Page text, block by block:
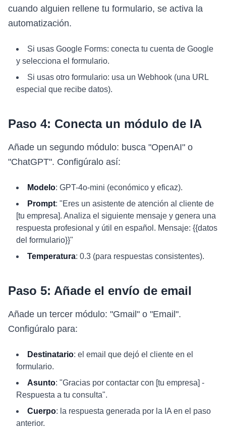
cuando alguien rellene tu formulario, se activa la
automatización.
Si usas Google Forms: conecta tu cuenta de Google
y selecciona el formulario.
Si usas otro formulario: usa un Webhook (una URL
especial que recibe datos).
Paso 4: Conecta un módulo de IA
Añade un segundo módulo: busca "OpenAI" o
"ChatGPT". Configúralo así:
Modelo: GPT-4o-mini (económico y eficaz).
Prompt: "Eres un asistente de atención al cliente de
[tu empresa]. Analiza el siguiente mensaje y genera una
respuesta profesional y útil en español. Mensaje: {{datos
del formulario}}"
Temperatura: 0.3 (para respuestas consistentes).
Paso 5: Añade el envío de email
Añade un tercer módulo: "Gmail" o "Email".
Configúralo para:
Destinatario: el email que dejó el cliente en el
formulario.
Asunto: "Gracias por contactar con [tu empresa] -
Respuesta a tu consulta".
Cuerpo: la respuesta generada por la IA en el paso
anterior.